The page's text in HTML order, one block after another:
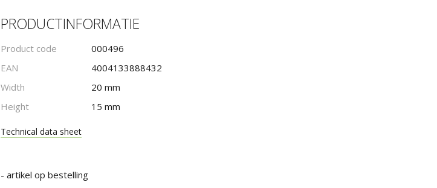
PRODUCTINFORMATIE
Product code
000496
EAN
4004133888432
Width
20 mm
Height
15 mm
Technical data sheet
- artikel op bestelling